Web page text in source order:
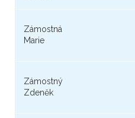
Zámostná
Marie
Zámostný
Zdeněk